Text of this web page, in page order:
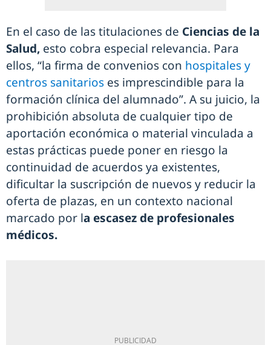
En el caso de las titulaciones de Ciencias de la
Salud, esto cobra especial relevancia. Para
ellos, “la firma de convenios con hospitales y
centros sanitarios es imprescindible para la
formación clínica del alumnado”. A su juicio, la
prohibición absoluta de cualquier tipo de
aportación económica o material vinculada a
estas prácticas puede poner en riesgo la
continuidad de acuerdos ya existentes,
dificultar la suscripción de nuevos y reducir la
oferta de plazas, en un contexto nacional
marcado por la escasez de profesionales
médicos.